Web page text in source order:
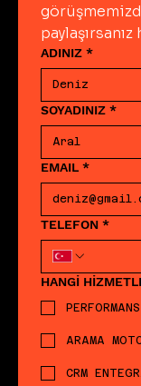
ADINIZ *
SOYADINIZ *
EMAIL *
TELEFON *
HANGİ
ARAMA
CRM